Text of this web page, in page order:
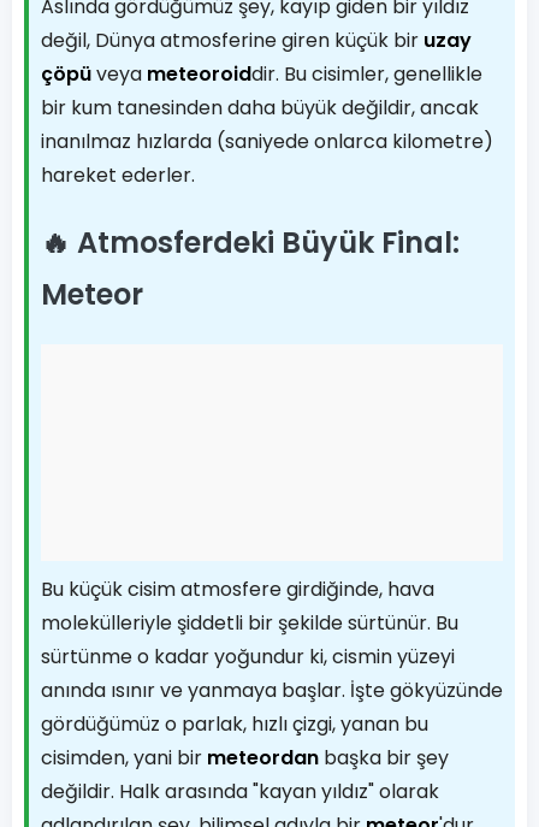
Aslında gördüğümüz şey, kayıp giden bir yıldız
değil, Dünya atmosferine giren küçük bir uzay
çöpüveya meteoroiddir. Bu cisimler, genellikle
bir kum tanesinden daha büyük değildir, ancak
inanılmaz hızlarda (saniyede onlarca kilometre)
hareket ederler.
🔥 Atmosferdeki Büyük Final:
Meteor
Bu küçük cisim atmosfere girdiğinde, hava
molekülleriyle şiddetli bir şekilde sürtünür. Bu
sürtünme o kadar yoğundur ki, cismin yüzeyi
anında ısınır ve yanmaya başlar. İşte gökyüzünde
gördüğümüz o parlak, hızlı çizgi, yanan bu
cisimden, yani bir meteordan başka bir şey
değildir. Halk arasında "kayan yıldız" olarak